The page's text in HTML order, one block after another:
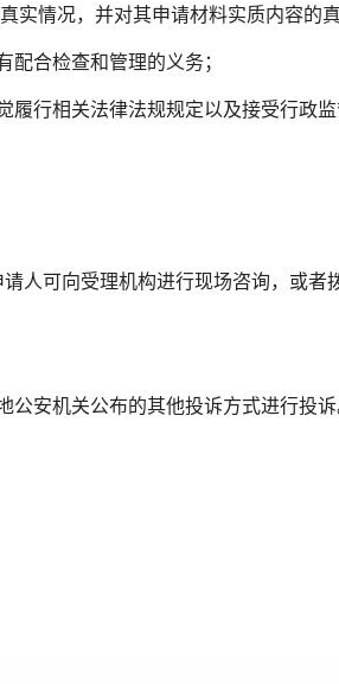
实情况，并对其申请材料实质内容的真
配合检查和管理的义务；
行相关法律法规规定以及接受行政监
人可向受理机构进行现场咨询，或者
公安机关公布的其他投诉方式进行投诉